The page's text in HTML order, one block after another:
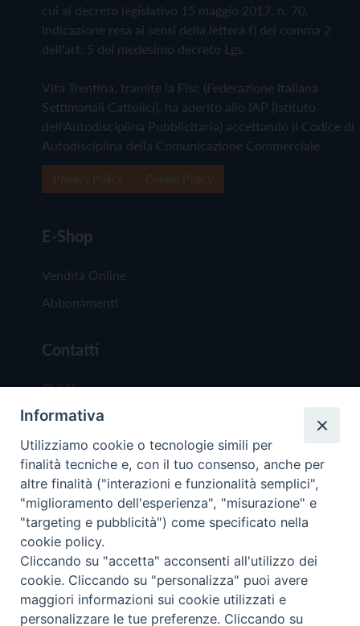
cui al decreto legislativo 15 maggio 2017, n. 70.
Indicazione resa ai sensi della lettera f) del comma 2
dell'art. 5 del medesimo decreto Lgs.
Vita Trentina, tramite la Fisc (Federazione Italiana
Settimanali Cattolici), ha aderito allo IAP (Istituto
dell'Autodisciplina Pubblicitaria) accettando il Codice di
Autodisciplina della Comunicazione Commerciale
E-Shop
Vendita Online
Abbonamenti
Contatti
Chi Siamo
Redazione
Scrivici
Copyright © 2019 - Tutti i diritti riservati - Vita
Trentina Editrice
Privacy Policy
Informativa
Utilizziamo cookie o tecnologie simili per
finalità tecniche e, con il tuo consenso, anche per
altre finalità ("interazioni e funzionalità semplici",
"miglioramento dell'esperienza", "misurazione" e
"targeting e pubblicità") come specificato nella
cookie policy.
Cliccando su "accetta" acconsenti all'utilizzo dei
cookie. Cliccando su "personalizza" puoi avere
maggiori informazioni sui cookie utilizzati e
personalizzare le tue preferenze. Cliccando su